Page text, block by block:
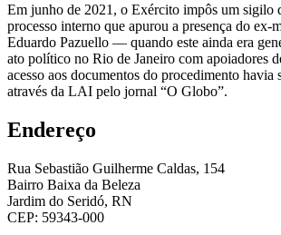
Em junho de 2021, o Exército impôs um sigilo
processo interno que apurou a presença do ex-
Eduardo Pazuello — quando este ainda era
ato político no Rio de Janeiro com apoiadores
acesso aos documentos do procedimento havia
através da LAI pelo jornal “O Globo”.
Endereço
Rua Sebastião Guilherme Caldas, 154
Bairro Baixa da Beleza
Jardim do Seridó, RN
CEP: 59343-000